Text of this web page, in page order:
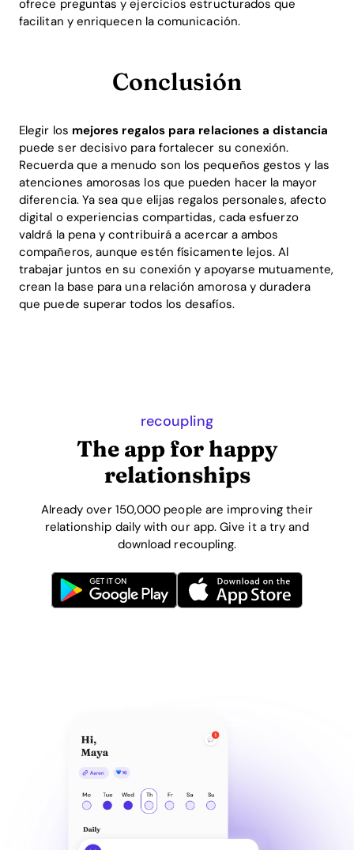
ofrece preguntas y ejercicios estructurados que
facilitan y enriquecen la comunicación.
Conclusión
Elegir los mejores regalos para relaciones a distancia
puede ser decisivo para fortalecer su conexión.
Recuerda que a menudo son los pequeños gestos y las
atenciones amorosas los que pueden hacer la mayor
diferencia. Ya sea que elijas regalos personales, afecto
digital o experiencias compartidas, cada esfuerzo
valdrá la pena y contribuirá a acercar a ambos
compañeros, aunque estén físicamente lejos. Al
trabajar juntos en su conexión y apoyarse mutuamente,
crean la base para una relación amorosa y duradera
que puede superar todos los desafíos.
recoupling
The app for happy
relationships
Already over 150,000 people are improving their
relationship daily with our app. Give it a try and
download recoupling.